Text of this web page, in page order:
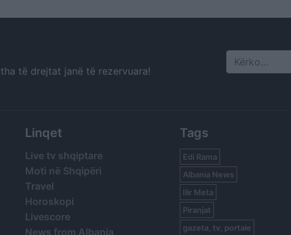
të drejtat janë të rezervuara! Search
Linqet
Live tv shqiptare
Moti në Shqipëri
Travel
Horoskopi
Livescore
News from Albania
Tags
Edi Rama
Albania News
Ilir Meta
Piranjat
gazeta, tv, portale